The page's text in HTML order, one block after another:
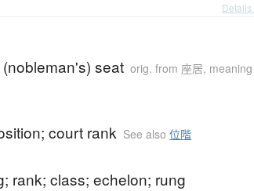
Details
seat orig. from 座居, meaning
court rank See also位階
rank; class; echelon; rung